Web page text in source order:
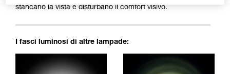
stancano la vista e disturbano il comfort visivo.
I fasci luminosi di altre lampade: